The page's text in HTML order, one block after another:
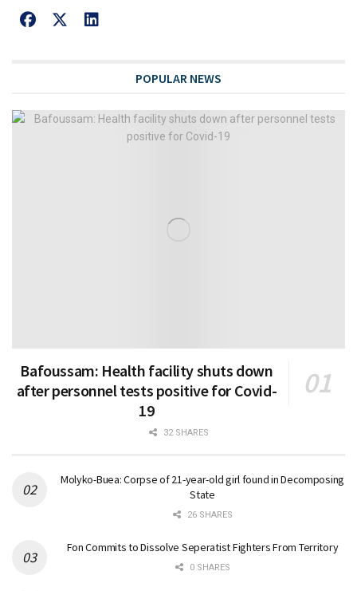
POPULAR NEWS
Bafoussam: Health facility shuts down
after personnel tests positive for Covid-
19
32 SHARES
Molyko-Buea: Corpse of 21-year-old girl found in Decomposing
State
26 SHARES
Fon Commits to Dissolve Seperatist Fighters From Territory
0 SHARES